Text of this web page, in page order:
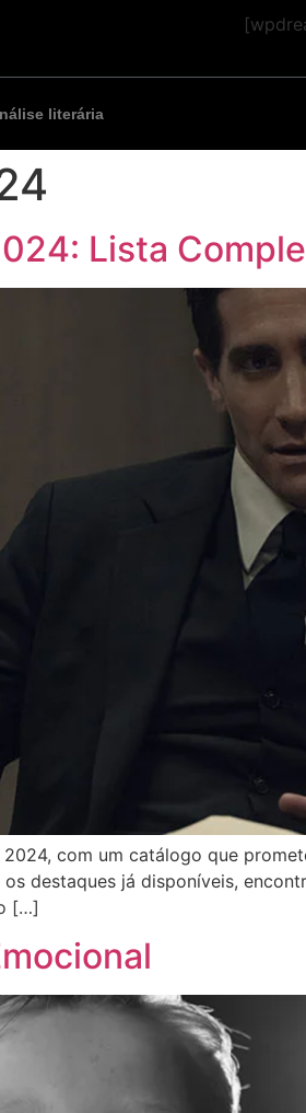
literária
Lista
com um catálogo que
destaques já disponíveis,
[…]